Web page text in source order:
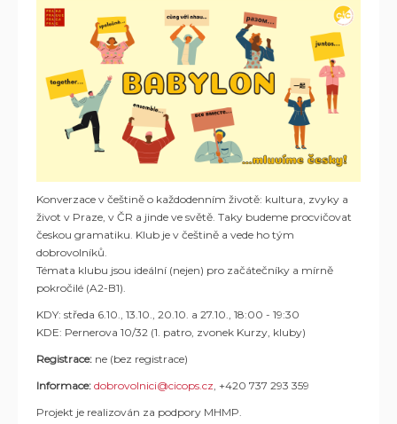
Konverzace v češtině o každodenním životě: kultura, zvyky a
život v Praze, v ČR a jinde ve světě. Taky budeme procvičovat
českou gramatiku. Klub je v češtině a vede ho tým
dobrovolníků.
Témata klubu jsou ideální (nejen) pro začátečníky a mírně
pokročilé (A2-B1).
KDY: středa 6.10., 13.10., 20.10. a 27.10., 18:00 - 19:30
KDE: Pernerova 10/32 (1. patro, zvonek Kurzy, kluby)
Registrace: ne (bez registrace)
Informace: dobrovolnici@cicops.cz, +420 737 293 359
Projekt je realizován za podpory MHMP.